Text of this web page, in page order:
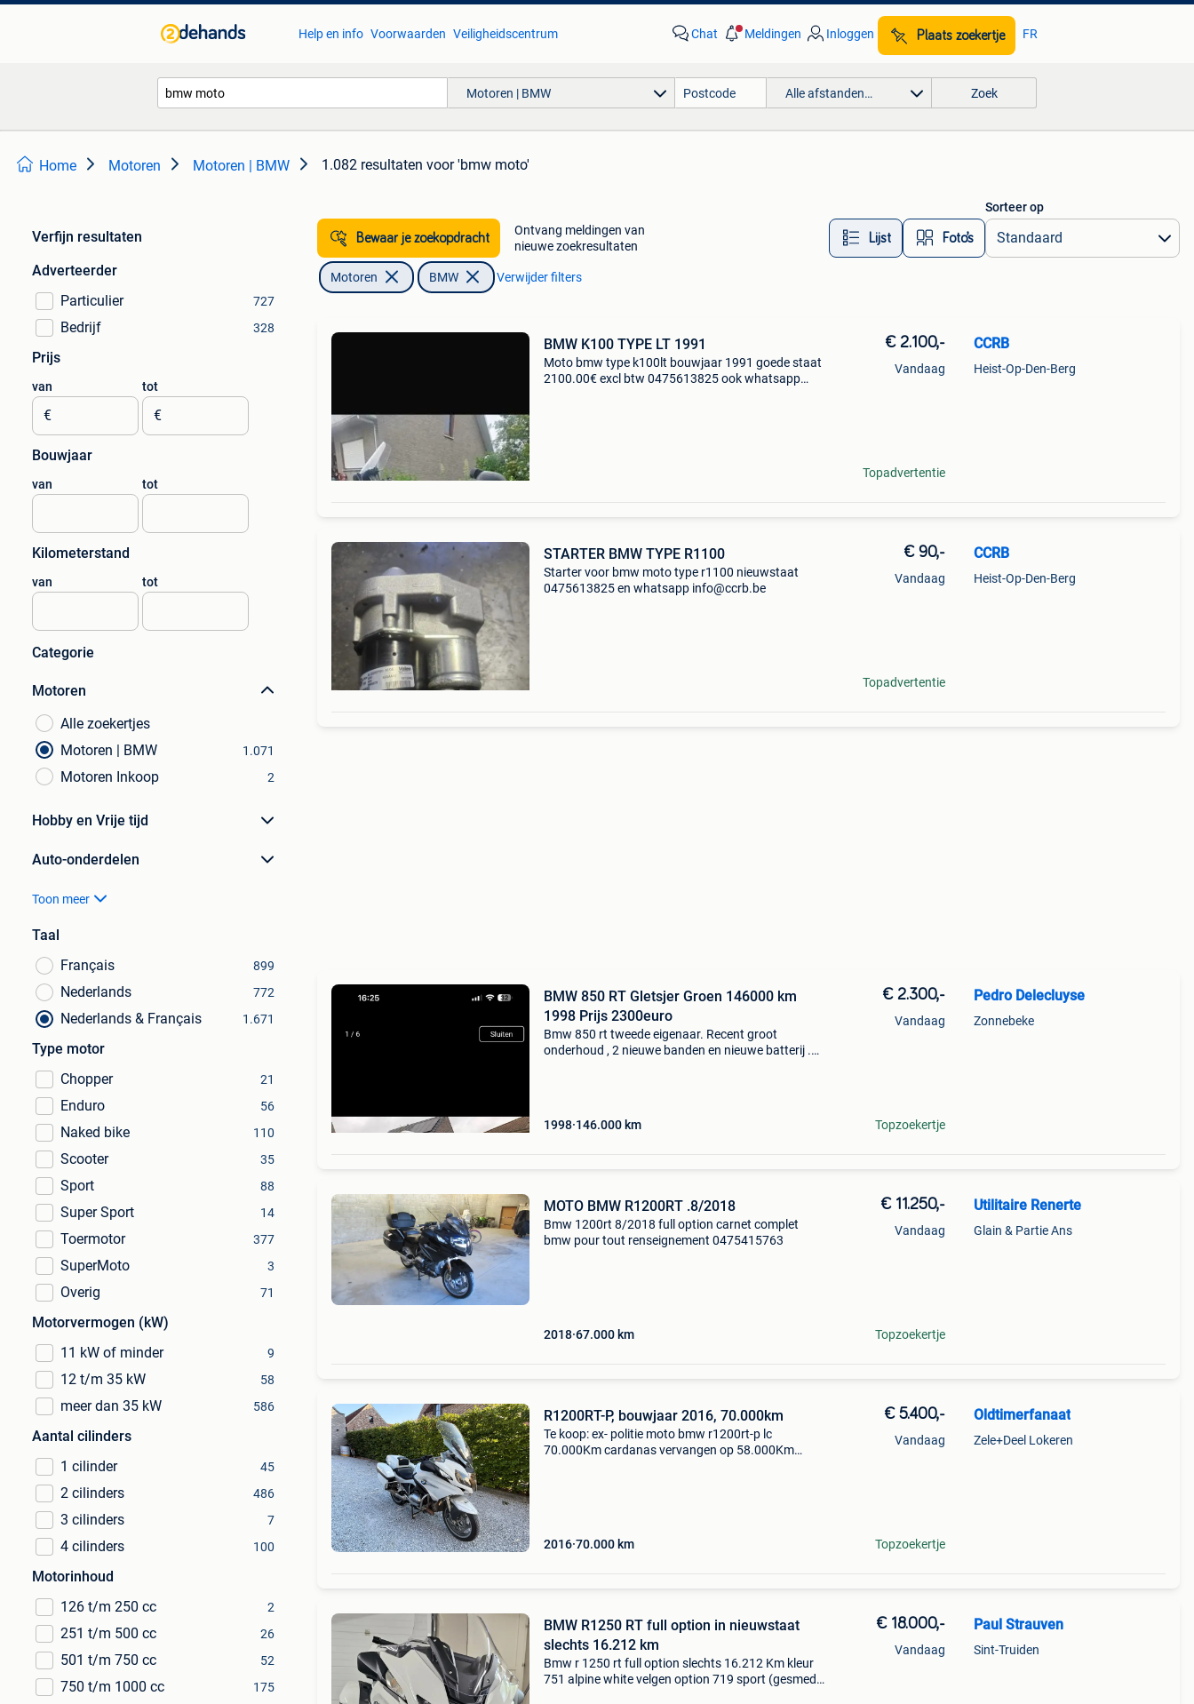
Help en info Voorwaarden Veiligheidscentrum Chat Meldingen Inloggen Plaats zoekertje FR
Motoren | BMW Alle afstanden… Zoek
Home Motoren Motoren | BMW 1.082 resultaten voor 'bmw moto'
Verfijn resultaten
Adverteerder
Particulier
727
Bedrijf 328
Prijs
van
€
tot
€
Bouwjaar
van tot
Kilometerstand
van tot
Categorie
Motoren
Alle zoekertjes
Motoren | BMW
1.071
Motoren Inkoop 2
Hobby en Vrije tijd
Auto-onderdelen
Toon meer
Taal
Français
899
Nederlands 772
Nederlands & Français 1.671
Type motor
Chopper
21
Enduro 56
Naked bike 110
Scooter 35
Sport 88
Super Sport 14
Toermotor 377
SuperMoto 3
Overig 71
Motorvermogen (kW)
11 kW of minder
9
12 t/m 35 kW 58
meer dan 35 kW 586
Aantal cilinders
1 cilinder
45
2 cilinders 486
3 cilinders 7
4 cilinders 100
Motorinhoud
126 t/m 250 cc
2
251 t/m 500 cc 26
501 t/m 750 cc 52
750 t/m 1000 cc 175
Bewaar je zoekopdracht
Ontvang meldingen van
nieuwe zoekresultaten
Lijst Foto’s
Sorteer op
Motoren BMW Verwijder filters
BMW K100 TYPE LT 1991
Moto bmw type k100lt bouwjaar 1991 goede staat
2100.00€ excl btw 0475613825 ook whatsapp
€ 2.100,-
Vandaag
Topadvertentie
CCRB
Heist-Op-Den-Berg
STARTER BMW TYPE R1100
Starter voor bmw moto type r1100 nieuwstaat
0475613825 en whatsapp info@ccrb.be
€ 90,-
Vandaag
Topadvertentie
CCRB
Heist-Op-Den-Berg
BMW 850 RT Gletsjer Groen 146000 km
1998 Prijs 2300euro
Bmw 850 rt tweede eigenaar. Recent groot
onderhoud , 2 nieuwe banden en nieuwe batterij .
1998 146.000 km
€ 2.300,-
Vandaag
Topzoekertje
Pedro Delecluyse
Zonnebeke
MOTO BMW R1200RT .8/2018
Bmw 1200rt 8/2018 full option carnet complet
bmw pour tout renseignement 0475415763
2018 67.000 km
€ 11.250,-
Vandaag
Topzoekertje
Utilitaire Renerte
Glain & Partie Ans
R1200RT-P, bouwjaar 2016, 70.000km
Te koop: ex- politie moto bmw r1200rt-p lc
70.000Km cardanas vervangen op 58.000Km
2016 70.000 km
€ 5.400,-
Vandaag
Topzoekertje
Oldtimerfanaat
Zele+Deel Lokeren
BMW R1250 RT full option in nieuwstaat
slechts 16.212 km
Bmw r 1250 rt full option slechts 16.212 Km kleur
751 alpine white velgen option 719 sport (gesmede
€ 18.000,-
Vandaag
Paul Strauven
Sint-Truiden